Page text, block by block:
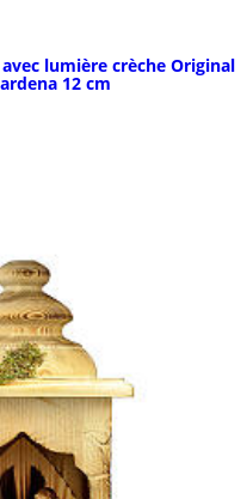
lumière crèche Original
12 cm